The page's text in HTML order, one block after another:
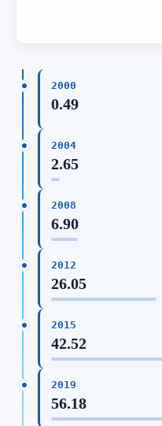
2000
0.49
2004
2.65
2008
6.90
2012
26.05
2015
42.52
2019
56.18